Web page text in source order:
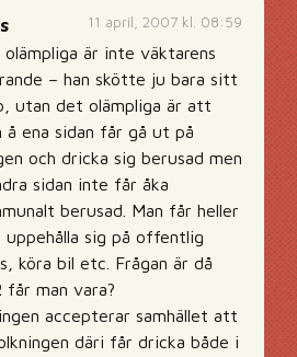
11 april, 2007 kl. 08:59
olämpliga är inte väktarens
– han skötte ju bara sitt
utan det olämpliga är att
å ena sidan får gå ut på
och dricka sig berusad men
sidan inte får åka
berusad. Man får heller
uppehålla sig på offentlig
köra bil etc. Frågan är då
får man vara?
accepterar samhället att
däri får dricka både i